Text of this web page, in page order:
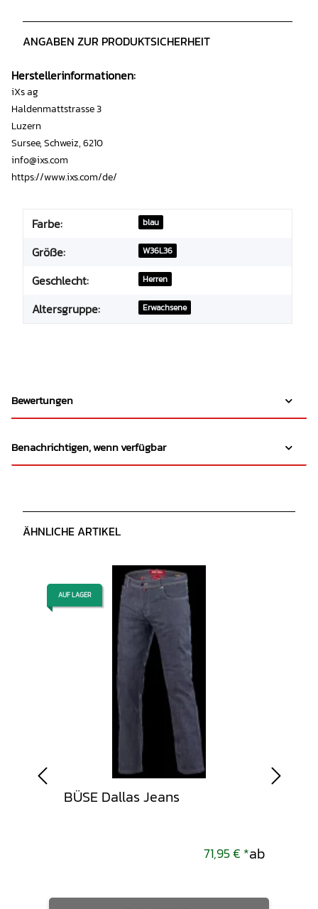
ANGABEN ZUR PRODUKTSICHERHEIT
Herstellerinformationen:
iXs ag
Haldenmattstrasse 3
Luzern
Sursee, Schweiz, 6210
info@ixs.com
https://www.ixs.com/de/
Farbe: blau
Größe: W36L36
Geschlecht: Herren
Altersgruppe: Erwachsene
Bewertungen
Benachrichtigen, wenn verfügbar
ÄHNLICHE ARTIKEL
AUF LAGER
BÜSE Dallas Jeans
ab
71,95 € *